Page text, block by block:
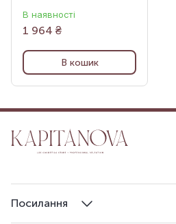
В наявності
1 964 ₴
В кошик
Посилання